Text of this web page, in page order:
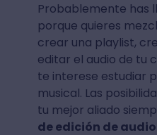
Probablemente has
porque quieres
crear una playlist,
editar el audio de tu
te interese estudiar
musical. Las
tu mejor aliado
de edición de audio